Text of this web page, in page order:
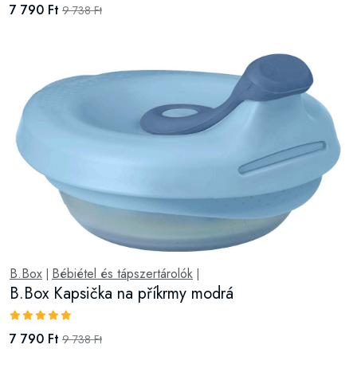
7 790 Ft 9 738 Ft
B.Box Bébiétel és tápszertárolók
B.Box Kapsička na příkrmy modrá
7 790 Ft 9 738 Ft